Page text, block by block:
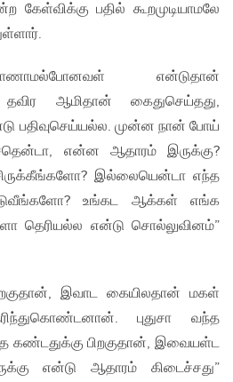
கேள்விக்கு பதில் கூறமுடியாமலே
என்டுதான்
தவிர ஆமிதான் கைதுசெய்தது,
பதிவுசெய்யல்ல. முன்ன நான் போய்
என்ன ஆதாரம் இருக்கு?
இல்லையென்டா எந்த
உங்கட ஆக்கள் எங்க
தெரியல்ல என்டு சொல்லுவினம்”
இவாட கையிலதான் மகள்
புதுசா வந்த
கண்டதுக்கு பிறகுதான், இவையள்ட
என்டு ஆதாரம் கிடைச்சது”